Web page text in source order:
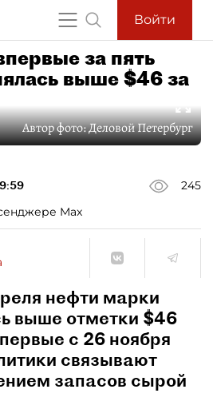
Войти
за пять
выше $46 за
Автор фото:Деловой Петербург
245
Max
нефти марки
выше отметки $46
с 26 ноября
связывают
запасов сырой